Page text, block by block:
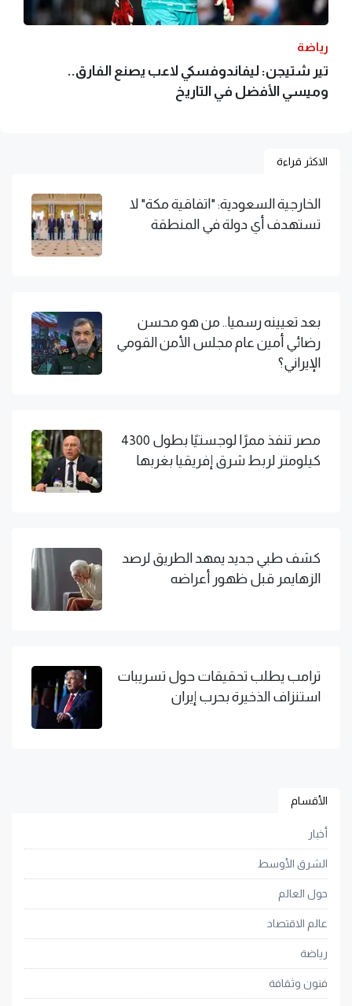
رياضة
تير شتيجن: ليفاندوفسكي لاعب يصنع الفارق..
وميسي الأفضل في التاريخ
الاكثر قراءة
الخارجية السعودية: "اتفاقية مكة" لا
تستهدف أي دولة في المنطقة
بعد تعيينه رسميا.. من هو محسن
رضائي أمين عام مجلس الأمن القومي
الإيراني؟
مصر تنفذ ممرًا لوجستيًا بطول 4300
كيلومتر لربط شرق إفريقيا بغربها
كشف طبي جديد يمهد الطريق لرصد
الزهايمر قبل ظهور أعراضه
ترامب يطلب تحقيقات حول تسريبات
استنزاف الذخيرة بحرب إيران
الأقسام
أخبار
الشرق الأوسط
حول العالم
عالم الاقتصاد
رياضة
فنون وثقافة